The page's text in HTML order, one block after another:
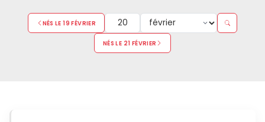
NÉS LE 19 FÉVRIER
NÉS LE 21 FÉVRIER